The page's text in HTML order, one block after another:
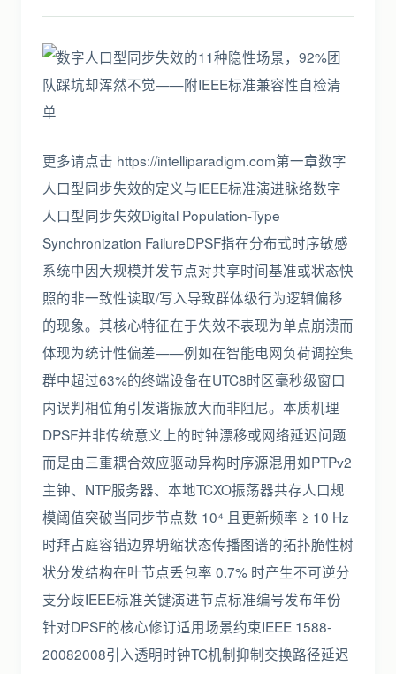
更多请点击 https://intelliparadigm.com第一章数字
人口型同步失效的定义与IEEE标准演进脉络数字
人口型同步失效Digital Population-Type
Synchronization FailureDPSF指在分布式时序敏感
系统中因大规模并发节点对共享时间基准或状态快
照的非一致性读取/写入导致群体级行为逻辑偏移
的现象。其核心特征在于失效不表现为单点崩溃而
体现为统计性偏差——例如在智能电网负荷调控集
群中超过63%的终端设备在UTC8时区毫秒级窗口
内误判相位角引发谐振放大而非阻尼。本质机理
DPSF并非传统意义上的时钟漂移或网络延迟问题
而是由三重耦合效应驱动异构时序源混用如PTPv2
主钟、NTP服务器、本地TCXO振荡器共存人口规
模阈值突破当同步节点数 10⁴ 且更新频率 ≥ 10 Hz
时拜占庭容错边界坍缩状态传播图谱的拓扑脆性树
状分发结构在叶节点丢包率 0.7% 时产生不可逆分
支分歧IEEE标准关键演进节点标准编号发布年份
针对DPSF的核心修订适用场景约束IEEE 1588-
20082008引入透明时钟TC机制抑制交换路径延迟